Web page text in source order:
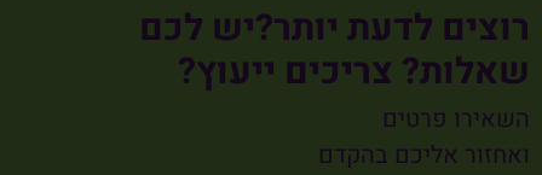
רוצים לדעת יותר?יש לכם
שאלות? צריכים ייעוץ?
השאירו פרטים
ואחזור אליכם בהקדם